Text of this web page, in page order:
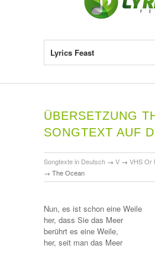
Lyrics Feast
ÜBERSETZUNG
SONGTEXT AUF
Songtexte in Deutsch → V → VHS Or
→ The Ocean
Nun, es ist schon eine Weile
her, dass Sie das Meer
berührt es eine Weile,
her, seit man das Meer